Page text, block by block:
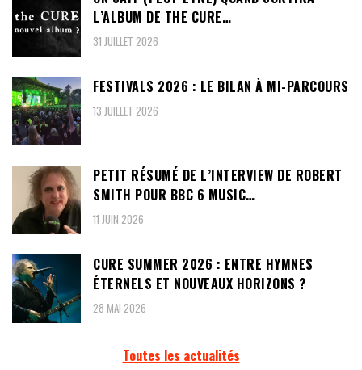
L’ALBUM DE THE CURE…
31 JUILLET 2026
FESTIVALS 2026 : LE BILAN À MI-PARCOURS
13 JUILLET 2026
PETIT RÉSUMÉ DE L’INTERVIEW DE ROBERT
SMITH POUR BBC 6 MUSIC…
11 JUIN 2026
CURE SUMMER 2026 : ENTRE HYMNES
ÉTERNELS ET NOUVEAUX HORIZONS ?
28 MAI 2026
Toutes les actualités